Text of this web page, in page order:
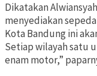
Dikatakan
menyediakan
Kota Bandung ini
Setiap wilayah satu
enam motor,”